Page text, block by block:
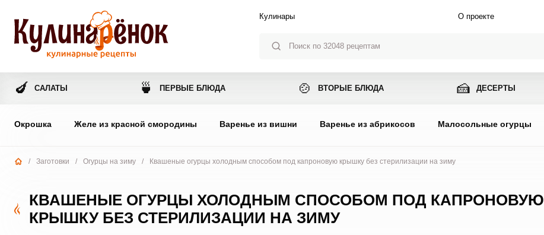
Кулинары О проекте
🍆 САЛАТЫ 🍵 ПЕРВЫЕ БЛЮДА 🍲 ВТОРЫЕ БЛЮДА 🍰 ДЕСЕРТЫ
Окрошка Желе из красной смородины Варенье из вишни Варенье из абрикосов Малосольные огурцы
/ Заготовки / Огурцы на зиму / Квашеные огурцы холодным способом под капроновую крышку без стерилизации на зиму
КВАШЕНЫЕ ОГУРЦЫ ХОЛОДНЫМ СПОСОБОМ ПОД КАПРОНОВУЮ
КРЫШКУ БЕЗ СТЕРИЛИЗАЦИИ НА ЗИМУ